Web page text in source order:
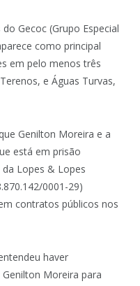
Gecoc (Grupo Especial
como principal
em pelo menos três
e Águas Turvas,
Genilton Moreira e a
está em prisão
Lopes & Lopes
0001-29)
contratos públicos nos
haver
Moreira para